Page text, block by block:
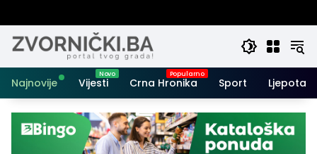
Najnovije Vijesti Crna Hronika Sport Ljepota i